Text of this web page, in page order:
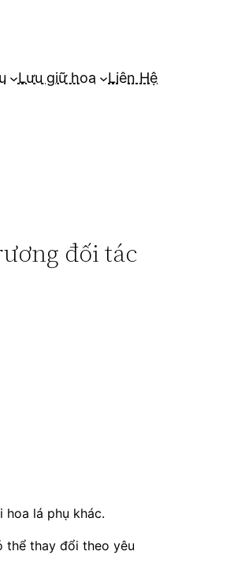
Lưu giữ hoa Liên Hệ
đối tác
hoa lá phụ khác.
thể thay đổi theo yêu